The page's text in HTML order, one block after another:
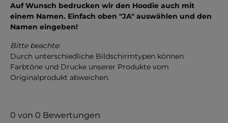
Auf Wunsch bedrucken wir den Hoodie auch mit
einem Namen. Einfach oben "JA" auswählen und den
Namen eingeben!
Bitte beachte:
Durch unterschiedliche Bildschirmtypen können
Farbtöne und Drucke unserer Produkte vom
Originalprodukt abweichen.
0 von 0 Bewertungen